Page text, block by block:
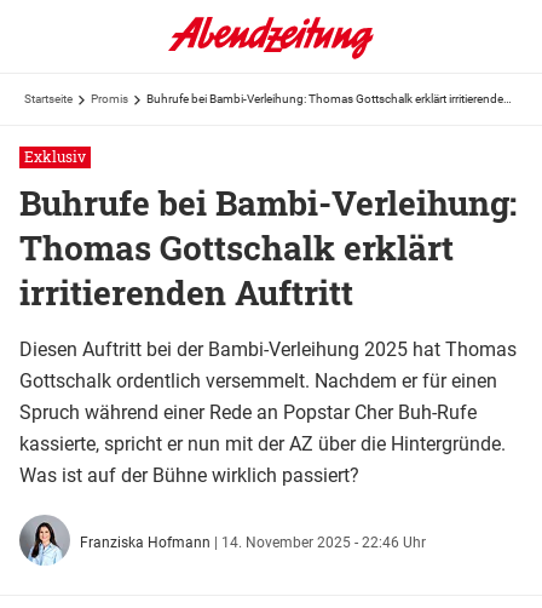
Startseite Promis
Exklusiv
Buhrufe bei Bambi-Verleihung:
Thomas Gottschalk erklärt
irritierenden Auftritt
Diesen Auftritt bei der Bambi-Verleihung 2025 hat Thomas
Gottschalk ordentlich versemmelt. Nachdem er für einen
Spruch während einer Rede an Popstar Cher Buh-Rufe
kassierte, spricht er nun mit der AZ über die Hintergründe.
Was ist auf der Bühne wirklich passiert?
Franziska Hofmann | 14. November 2025 - 22:46 Uhr